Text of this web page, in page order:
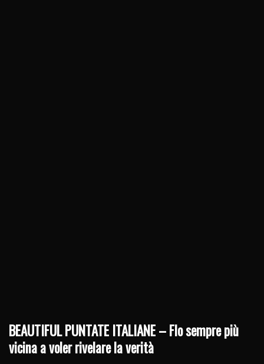
BEAUTIFUL PUNTATE ITALIANE – Flo sempre più
vicina a voler rivelare la verità